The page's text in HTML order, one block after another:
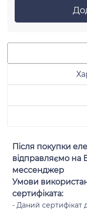
Після покупки
відправляємо на
мессенджер
Умови
сертифіката:
- Даний сертифікат